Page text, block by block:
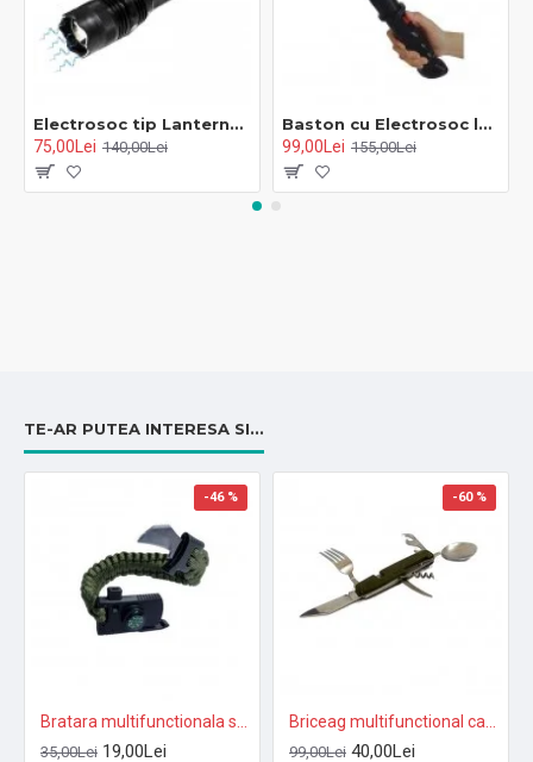
Electrosoc tip Lanterna 1108 cu sistem de prindere la curea
75,00Lei 140,00Lei
Baston cu Electrosoc lanterna si sirena TW-809
99,00Lei 155,00Lei
TE-AR PUTEA INTERESA SI...
-46 %
35,00Lei 19,00Lei
-60 %
99,00Lei 40,00Lei